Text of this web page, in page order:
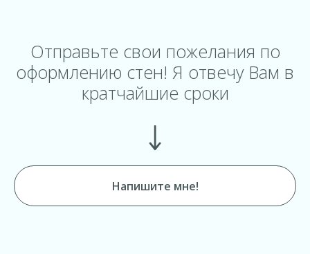
Отправьте свои пожелания по
оформлению стен! Я отвечу Вам в
кратчайшие сроки
Напишите мне!